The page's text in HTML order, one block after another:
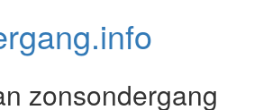
info
zonsondergang